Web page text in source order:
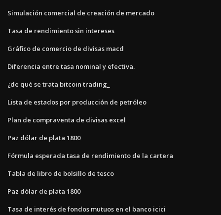
Simulación comercial de creación de mercado
Tasa de rendimiento sin intereses
Gráfico de comercio de divisas macd
Diferencia entre tasa nominal y efectiva.
¿de qué se trata bitcoin trading_
Lista de estados por producción de petróleo
Plan de compraventa de divisas excel
Paz dólar de plata 1800
Fórmula esperada tasa de rendimiento de la cartera
Tabla de libro de bolsillo de tesco
Paz dólar de plata 1800
Tasa de interés de fondos mutuos en el banco icici